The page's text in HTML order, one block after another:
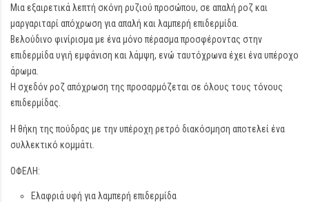
Μια εξαιρετικά λεπτή σκόνη ρυζιού προσώπου, σε απαλή ροζ και
μαργαριταρί απόχρωση για απαλή και λαμπερή επιδερμίδα.
Βελούδινο φινίρισμα με ένα μόνο πέρασμα προσφέροντας στην
επιδερμίδα υγιή εμφάνιση και λάμψη, ενώ ταυτόχρωνα έχει ένα υπέροχο
άρωμα.
Η σχεδόν ροζ απόχρωση της προσαρμόζεται σε όλους τους τόνους
επιδερμίδας.
Η θήκη της πούδρας με την υπέροχη ρετρό διακόσμηση αποτελεί ένα
συλλεκτικό κομμάτι.
ΟΦΕΛΗ:
Ελαφριά υφή για λαμπερή επιδερμίδα